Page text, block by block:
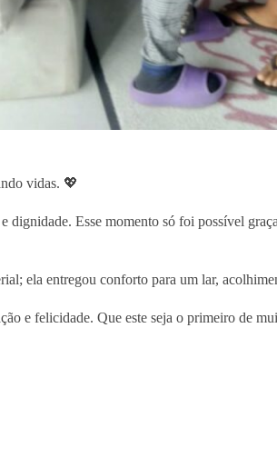
vidas. 💖
Esse momento só foi possível
ela entregou conforto para um lar,
e felicidade. Que este seja o primeiro de